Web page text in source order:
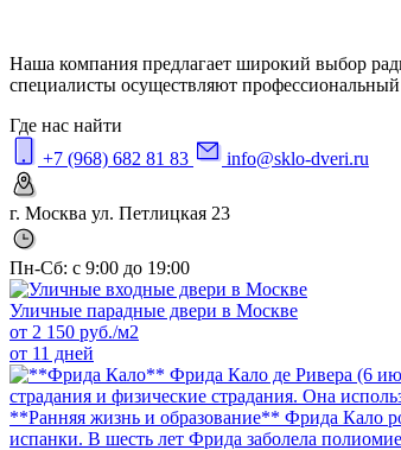
Наша компания предлагает широкий выбор
специалисты осуществляют
Где нас найти
+7 (968) 682 81 83
info@sklo-dveri.ru
г. Москва ул. Петлицкая 23
Пн-Сб: с 9:00 до 19:00
Уличные парадные двери в Москве
от 2 150 руб./м2
от 11 дней